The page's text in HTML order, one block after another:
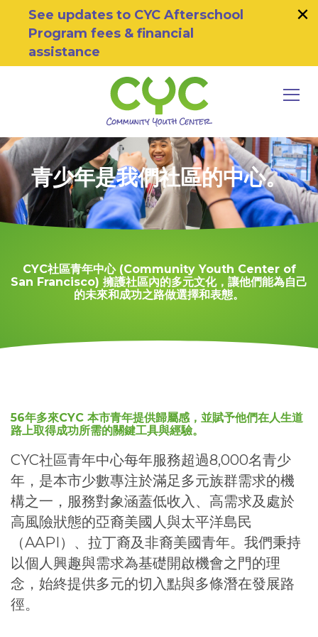
Skip to primary navigation
Skip to main content
Skip to footer
See updates to CYC Afterschool
Program fees & financial
assistance
×
青少年是我們社區的中心。
CYC社區青年中心 (Community Youth Center of
San Francisco) 擁護社區內的多元文化，讓他們能為自己
的未來和成功之路做選擇和表態。
56年多來CYC 本市青年提供歸屬感，並賦予他們在人生道
路上取得成功所需的關鍵工具與經驗。
CYC社區青年中心每年服務超過8,000名青少
年，是本市少數專注於滿足多元族群需求的機
構之一，服務對象涵蓋低收入、高需求及處於
高風險狀態的亞裔美國人與太平洋島民
（AAPI）、拉丁裔及非裔美國青年。我們秉持
以個人興趣與需求為基礎開啟機會之門的理
念，始終提供多元的切入點與多條潛在發展路
徑。